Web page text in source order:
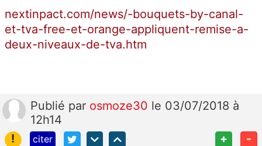
nextinpact.com/news/-bouquets-by-canal-
et-tva-free-et-orange-appliquent-remise-a-
deux-niveaux-de-tva.htm
Publié par osmoze30 le 03/07/2018 à
12h14
!
citer + -